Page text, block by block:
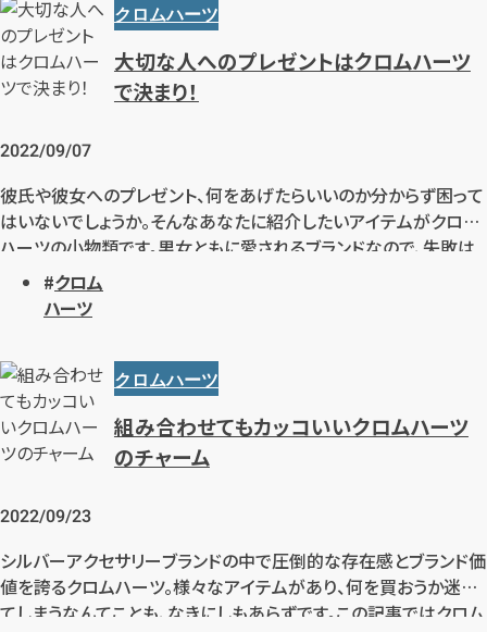
【総合受付】24時間・年中無休(年末年
始除く)
クロムハーツ
大切な人へのプレゼントはクロムハーツ
で決まり！
2022/09/07
彼氏や彼女へのプレゼント、何をあげたらいいのか分からず困って
はいないでしょうか。そんなあなたに紹介したいアイテムがクロム
ハーツの小物類です。男女ともに愛されるブランドなので、失敗は
しにくいはずです。商品ラインナップと特徴をご紹介しますので、プ
レゼント選びの参考としてみてください。
クロム
ハーツ
クロムハーツ
組み合わせてもカッコいいクロムハーツ
のチャーム
2022/09/23
シルバーアクセサリーブランドの中で圧倒的な存在感とブランド価
値を誇るクロムハーツ。様々なアイテムがあり、何を買おうか迷っ
てしまうなんてことも、なきにしもあらずです。この記事ではクロム